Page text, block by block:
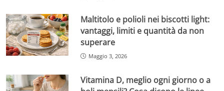
Maltitolo e polioli nei biscotti light:
vantaggi, limiti e quantità da non
superare
Maggio 3, 2026
Vitamina D, meglio ogni giorno o a